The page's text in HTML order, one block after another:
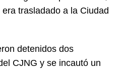
trasladado a la Ciudad
detenidos dos
CJNG y se incautó un